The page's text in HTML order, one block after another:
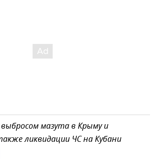
мазута в Крыму и
ликвидации ЧС на Кубани